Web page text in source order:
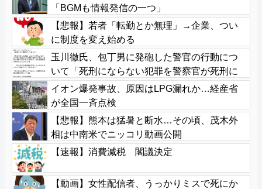
「BGMも情報発信の一つ」
【悲報】若者「転勤とか無理」→企業、つい
に制度を変え始める
玉川徹氏、包丁男に発砲した警官の行動につ
いて「死刑にならない犯罪を警察官が死刑に
してしまった」
イオン爆発事故、原因はLPG漏れか…経産省
が全国一斉点検
【悲報】熊本は猛暑と断水…その頃、茂木外
相は中南米でニッコリ動画公開
【速報】消費減税 閣議決定
【動画】女性配信者、うっかりミスで死にか